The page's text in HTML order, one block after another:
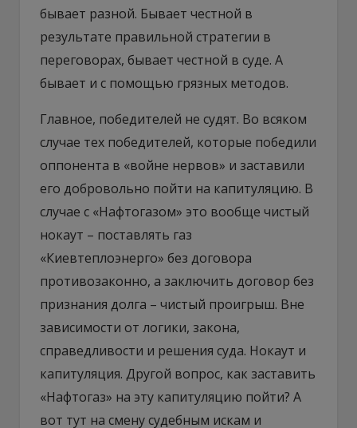
бывает разной. Бывает честной в
результате правильной стратегии в
переговорах, бывает честной в суде. А
бывает и с помощью грязных методов.
Главное, победителей не судят. Во всяком
случае тех победителей, которые победили
оппонента в «войне нервов» и заставили
его добровольно пойти на капитуляцию. В
случае с «Нафтогазом» это вообще чистый
нокаут – поставлять газ
«Киевтеплоэнерго» без договора
противозаконно, а заключить договор без
признания долга – чистый проигрыш. Вне
зависимости от логики, закона,
справедливости и решения суда. Нокаут и
капитуляция. Другой вопрос, как заставить
«Нафтогаз» на эту капитуляцию пойти? А
вот тут на смену судебным искам и